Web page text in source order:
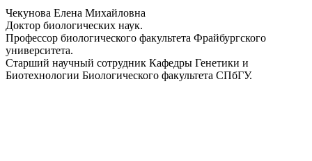
Чекунова Елена Михайловна
Доктор биологических наук.
Профессор биологического факультета Фрайбургского
университета.
Старший научный сотрудник Кафедры Генетики и
Биотехнологии Биологического факультета СПбГУ.